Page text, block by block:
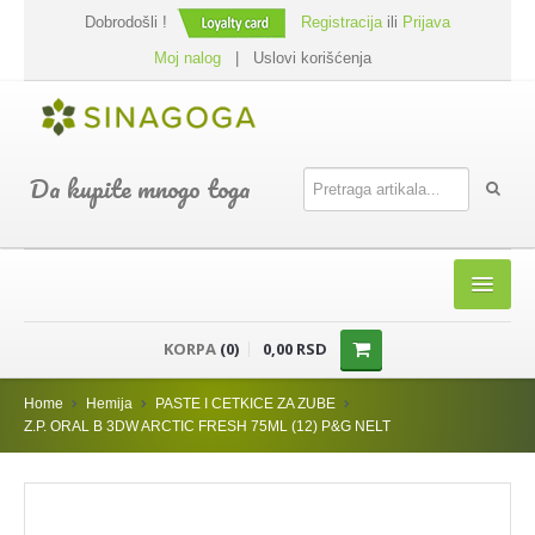
Dobrodošli ! Registracijaili Prijava
Moj nalog
Uslovi korišćenja
Da kupite mnogo toga
SHOP
PREHRANA
KORPA (0) 0,00 RSD
Home Hemija
PASTE I CETKICE ZA ZUBE
Z.P. ORAL B 3DW ARCTIC FRESH 75ML (12) P&G NELT